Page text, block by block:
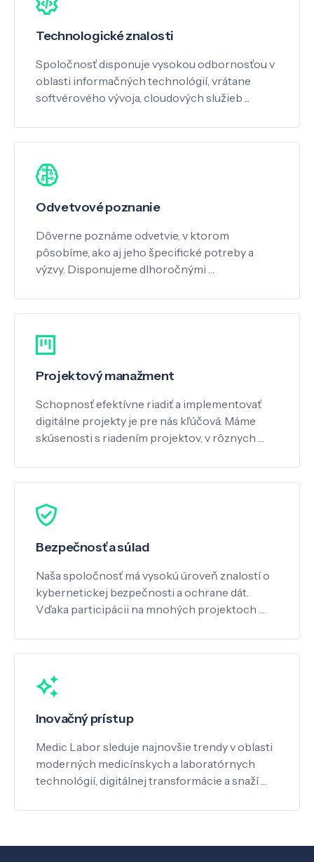
Technologické znalosti
Spoločnosť disponuje vysokou odbornosťou v
oblasti informačných technológií, vrátane
softvérového vývoja, cloudových služieb ...
Odvetvové poznanie
Dôverne poznáme odvetvie, v ktorom
pôsobíme, ako aj jeho špecifické potreby a
výzvy. Disponujeme dlhoročnými …
Projektový manažment
Schopnosť efektívne riadiť a implementovať
digitálne projekty je pre nás kľúčová. Máme
skúsenosti s riadením projektov, v rôznych …
Bezpečnosť a súlad
Naša spoločnosť má vysokú úroveň znalostí o
kybernetickej bezpečnosti a ochrane dát.
Vďaka participácii na mnohých projektoch …
Inovačný prístup
Medic Labor sleduje najnovšie trendy v oblasti
moderných medicínskych a laboratórnych
technológií, digitálnej transformácie a snaží …